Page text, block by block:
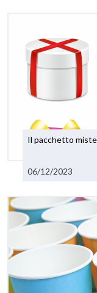
Il pacchetto
06/12/2023